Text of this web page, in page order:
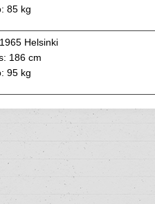
85 kg
Helsinki
186 cm
95 kg